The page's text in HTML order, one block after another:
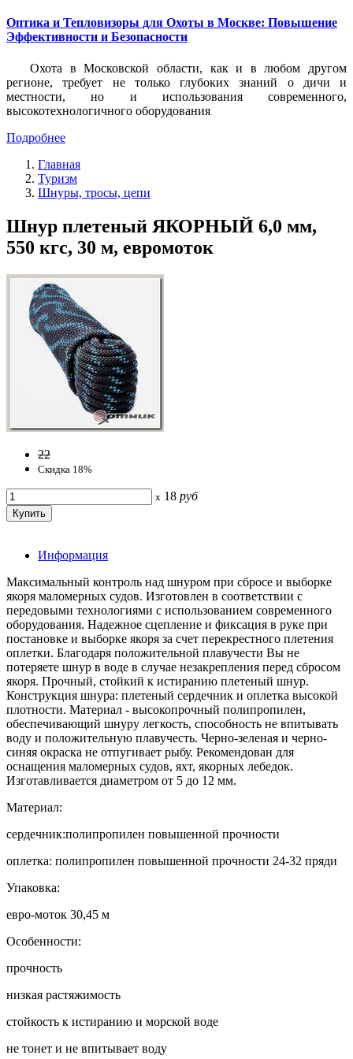
Оптика и Тепловизоры для Охоты в Москве: Повышение
Эффективности и Безопасности
Охота в Московской области, как и в любом другом
регионе, требует не только глубоких знаний о дичи и
местности, но и использования современного,
высокотехнологичного оборудования
Подробнее
Главная
Туризм
Шнуры, тросы, цепи
Шнур плетеный ЯКОРНЫЙ 6,0 мм,
550 кгс, 30 м, евромоток
22
Скидка 18%
x 18 руб
Информация
Максимальный контроль над шнуром при сбросе и выборке
якоря маломерных судов. Изготовлен в соответствии с
передовыми технологиями с использованием современного
оборудования. Надежное сцепление и фиксация в руке при
постановке и выборке якоря за счет перекрестного плетения
оплетки. Благодаря положительной плавучести Вы не
потеряете шнур в воде в случае незакрепления перед сбросом
якоря. Прочный, стойкий к истиранию плетеный шнур.
Конструкция шнура: плетеный сердечник и оплетка высокой
плотности. Материал - высокопрочный полипропилен,
обеспечивающий шнуру легкость, способность не впитывать
воду и положительную плавучесть. Черно-зеленая и черно-
синяя окраска не отпугивает рыбу. Рекомендован для
оснащения маломерных судов, яхт, якорных лебедок.
Изготавливается диаметром от 5 до 12 мм.
Материал:
сердечник:полипропилен повышенной прочности
оплетка: полипропилен повышенной прочности 24-32 пряди
Упаковка:
евро-моток 30,45 м
Особенности:
прочность
низкая растяжимость
стойкость к истиранию и морской воде
не тонет и не впитывает воду